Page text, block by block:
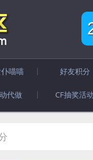
喵喵 好友积分
代做 CF抽奖活动